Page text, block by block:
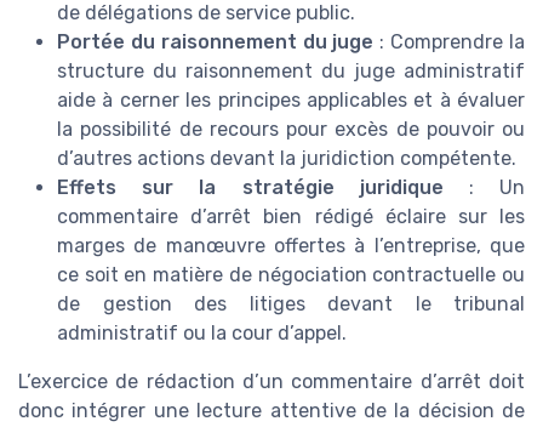
de délégations de service public.
Portée du raisonnement du juge : Comprendre la
structure du raisonnement du juge administratif
aide à cerner les principes applicables et à évaluer
la possibilité de recours pour excès de pouvoir ou
d’autres actions devant la juridiction compétente.
Effets sur la stratégie juridique : Un
commentaire d’arrêt bien rédigé éclaire sur les
marges de manœuvre offertes à l’entreprise, que
ce soit en matière de négociation contractuelle ou
de gestion des litiges devant le tribunal
administratif ou la cour d’appel.
L’exercice de rédaction d’un commentaire d’arrêt doit
donc intégrer une lecture attentive de la décision de